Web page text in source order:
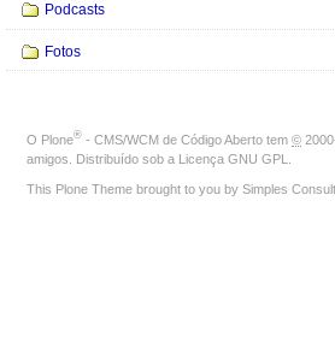
Podcasts
Fotos
O Plone® - CMS/WCM de Código Aberto tem ©
amigos. Distribuído sob a Licença GNU GPL
This Plone Theme brought to you by Simples